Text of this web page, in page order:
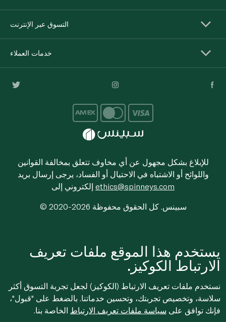
التسوق عبر الإنترنت
خدمات العملاء
للإبلاغ بشكل مجهول عن أي مخاوف تتعلق بمخالفة القوانين
واللوائح أو الاشتباه في الاحتيال أو الفساد، يرجى إرسال بريد
ethics@spinneys.com
© 2020-2026 سبينس. كل الحقوق محفوظة
يستخدم هذا الموقع ملفات تعريف
الارتباط الكوكيز.
نستخدم ملفات تعريف الارتباط (الكوكيز) لجعل تجربة التسوق أكثر
سلاسة، وتخصيص تجربتك، وتحسين خدماتنا. بالضغط على "قبول"،
فإنك توافق على سياسة ملفات تعريف الارتباط الخاصة بنا.